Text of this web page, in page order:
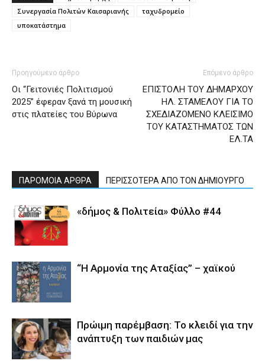
Συνεργασία Πολιτών Καισαριανής
ταχυδρομείο
υποκατάστημα
Προηγούμενο άρθρο
Οι “Γειτονιές Πολιτισμού
2025” έφεραν ξανά τη μουσική
στις πλατείες του Βύρωνα
Επόμενο άρθρο
ΕΠΙΣΤΟΛΗ ΤΟΥ ΔΗΜΑΡΧΟΥ
ΗΛ. ΣΤΑΜΕΛΟΥ ΓΙΑ ΤΟ
ΣΧΕΔΙΑΖΟΜΕΝΟ ΚΛΕΙΣΙΜΟ
ΤΟΥ ΚΑΤΑΣΤΗΜΑΤΟΣ ΤΩΝ
ΕΛ.ΤΑ
ΠΑΡΟΜΟΙΑ ΑΡΘΡΑ ΠΕΡΙΣΣΟΤΕΡΑ ΑΠΟ ΤΟΝ ΔΗΜΙΟΥΡΓΟ
«δήμος & Πολιτεία» Φύλλο #44
“Η Αρμονία της Αταξίας” – χαϊκού
Πρώιμη παρέμβαση: Το κλειδί για την
ανάπτυξη των παιδιών µας